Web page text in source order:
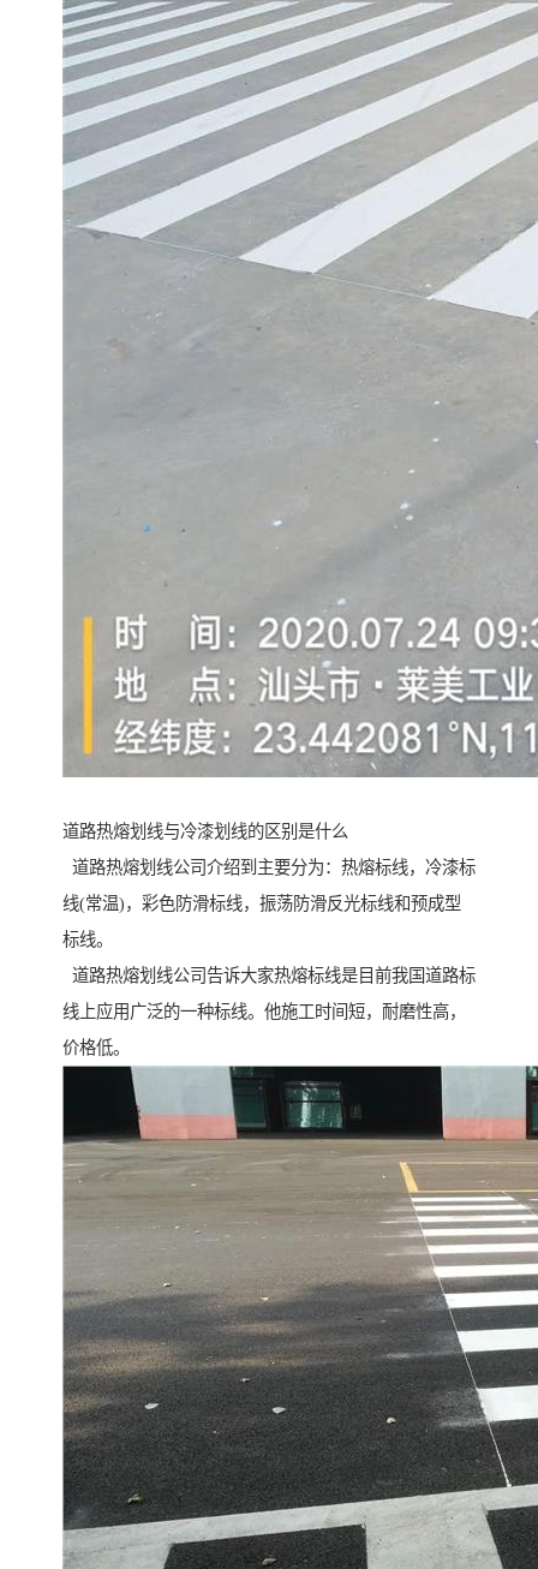
道路热熔划线与冷漆划线的区别是什么
道路热熔划线公司介绍到主要分为：热熔标线，冷漆标
线(常温)，彩色防滑标线，振荡防滑反光标线和预成型
标线。
道路热熔划线公司告诉大家热熔标线是目前我国道路标
线上应用广泛的一种标线。他施工时间短，耐磨性高，
价格低。